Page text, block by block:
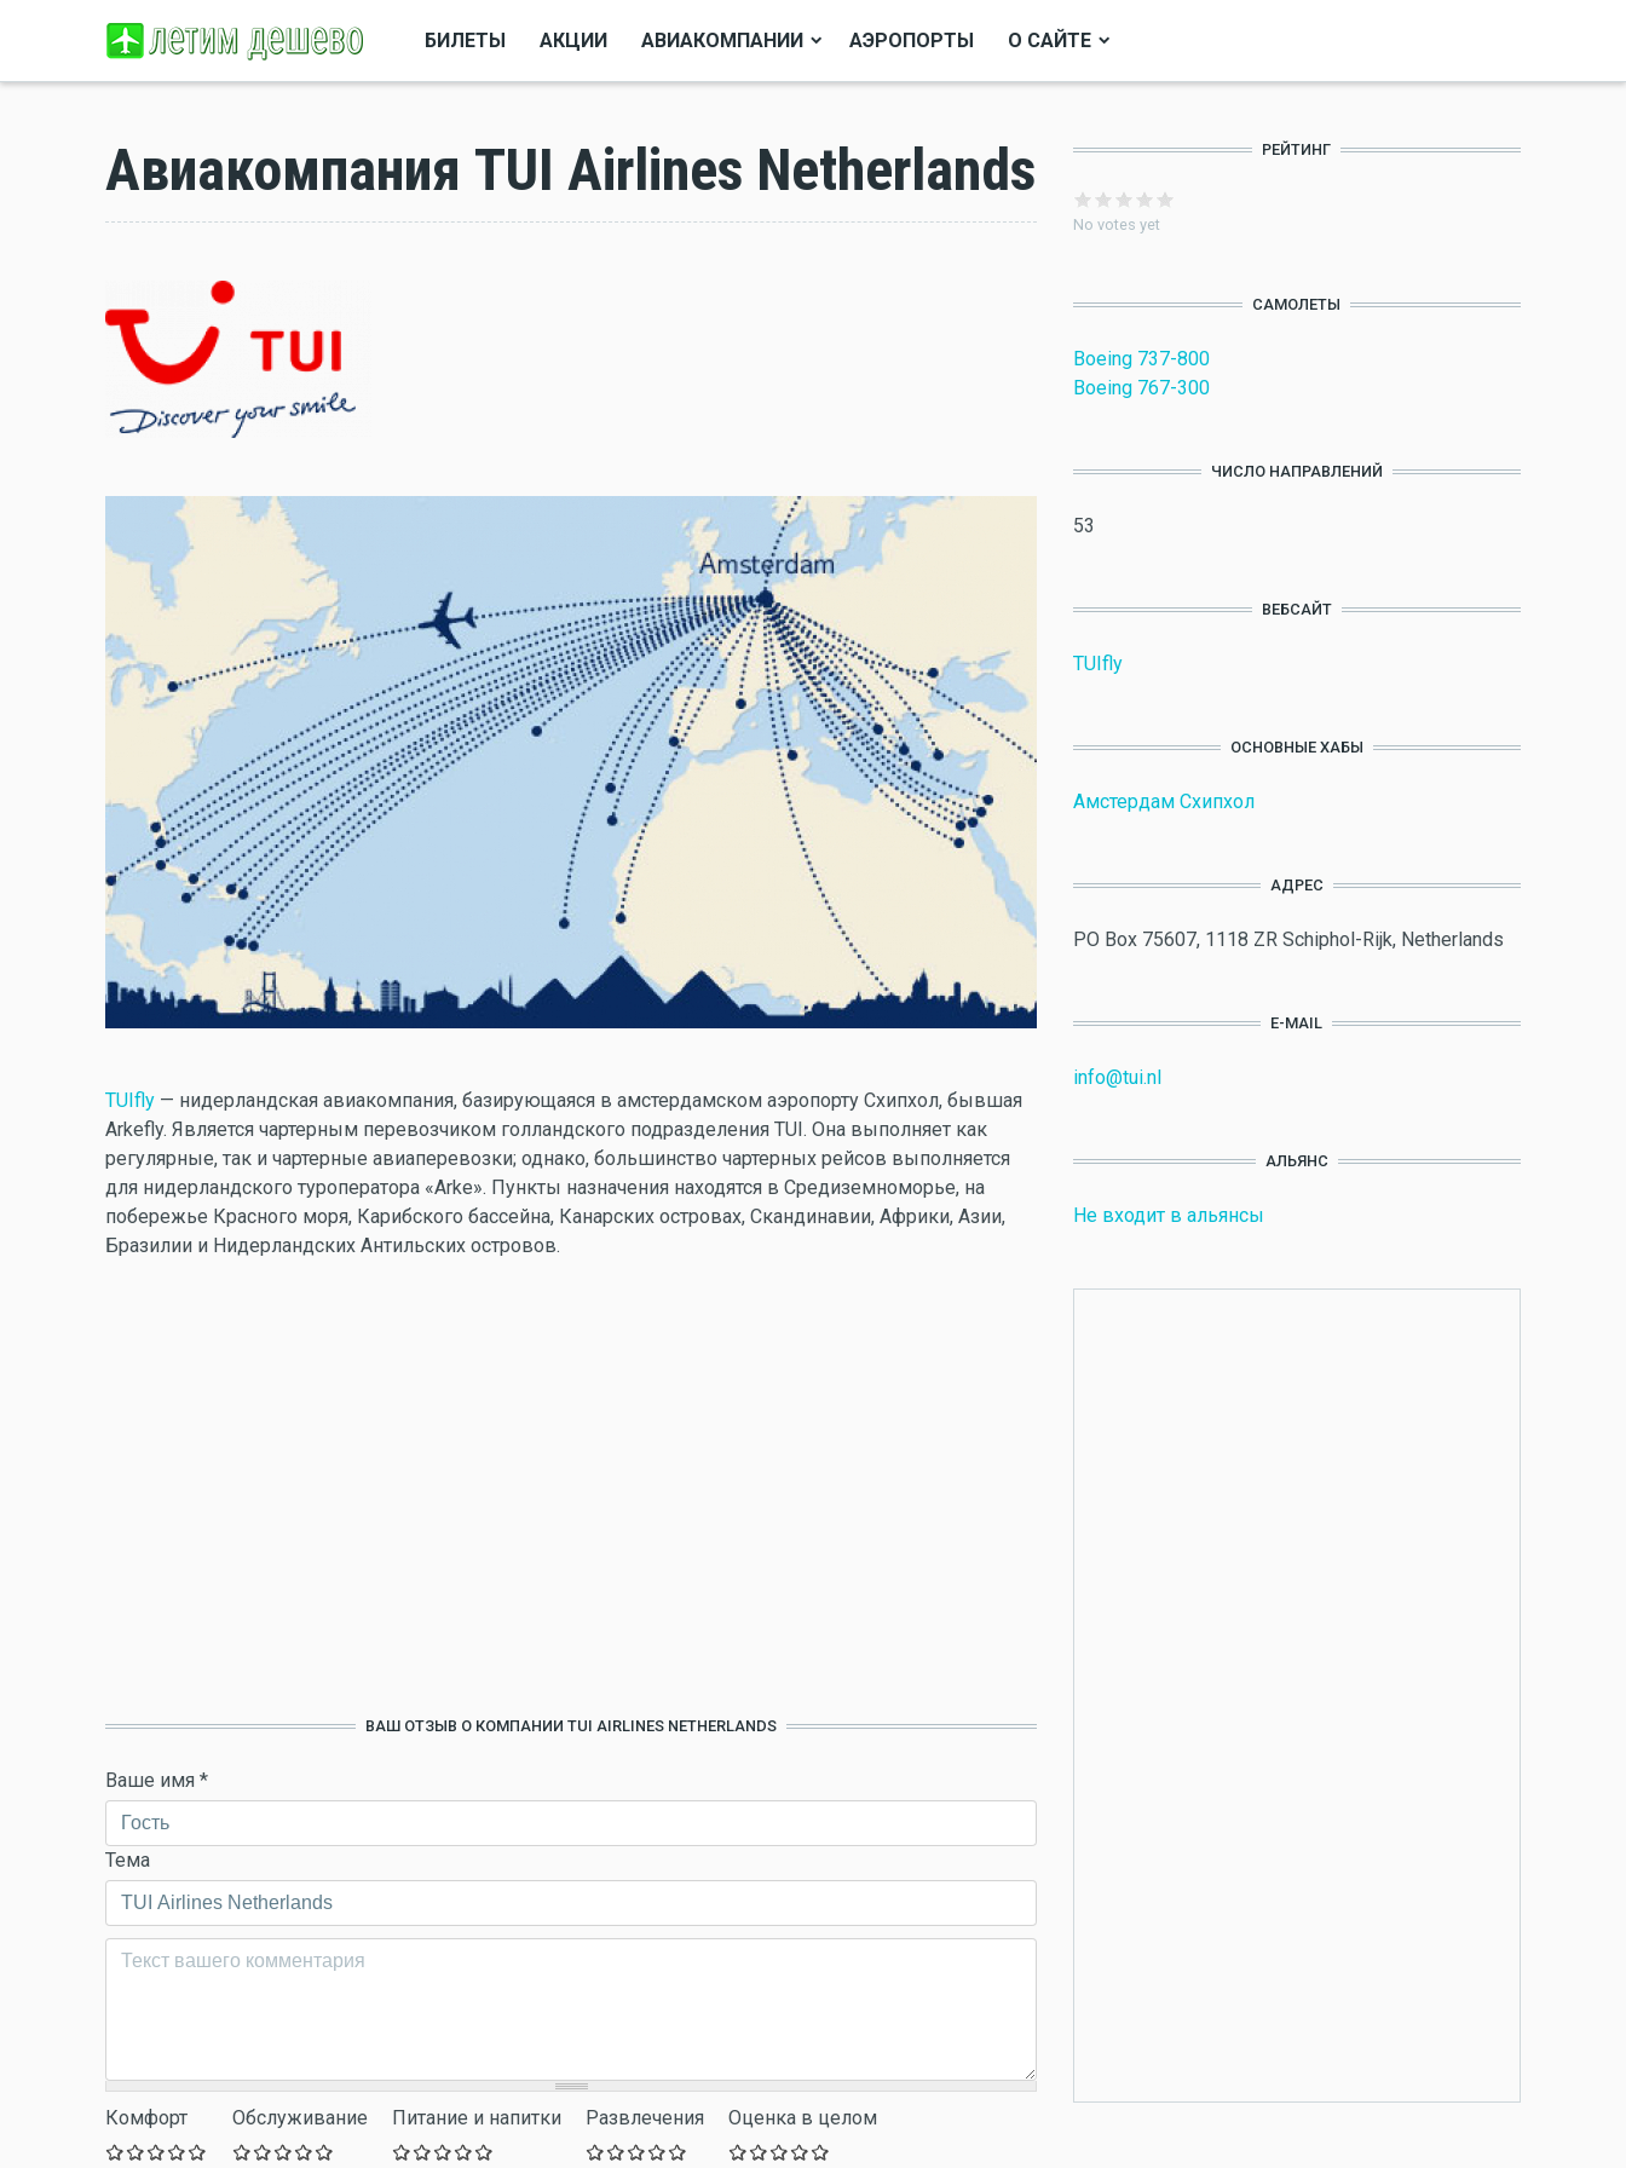
БИЛЕТЫ АКЦИИ АВИАКОМПАНИИ АЭРОПОРТЫ О САЙТЕ
Авиакомпания TUI Airlines Netherlands
TUIfly — нидерландская авиакомпания, базирующаяся в амстердамском аэропорту Схипхол, бывшая
Arkefly. Является чартерным перевозчиком голландского подразделения TUI. Она выпoлняет как
регулярные, так и чартерные авиаперевозки; однако, большинство чартерных рейсов выполняется
для нидepландского туроператора «Arke». Пункты назначения находятся в Средиземноморье, на
побережье Красного моря, Карибского бассейна, Канарских островах, Скандинавии, Африки, Азии,
Бразилии и Нидерландских Антильских островов.
ВАШ ОТЗЫВ О КОМПАНИИ TUI AIRLINES NETHERLANDS
Ваше имя *
Тема
Комментарий*
Комфорт Обслуживание Питание и напитки Развлечения Оценка в целом
РЕЙТИНГ
No votes yet
САМОЛЕТЫ
Boeing 737-800
Boeing 767-300
ЧИСЛО НАПРАВЛЕНИЙ
53
ВЕБСАЙТ
TUIfly
ОСНОВНЫЕ ХАБЫ
Амстердам Схипхол
АДРЕС
PO Box 75607, 1118 ZR Schiphol-Rijk, Netherlands
E-MAIL
info@tui.nl
АЛЬЯНС
Не входит в альянсы